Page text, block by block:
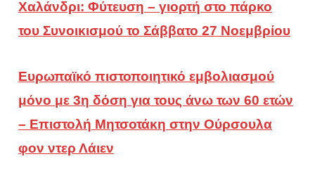
Χαλάνδρι: Φύτευση – γιορτή στο πάρκο
του Συνοικισμού το Σάββατο 27 Νοεμβρίου
Ευρωπαϊκό πιστοποιητικό εμβολιασμού
μόνο με 3η δόση για τους άνω των 60 ετών
– Επιστολή Μητσοτάκη στην Ούρσουλα
φον ντερ Λάιεν